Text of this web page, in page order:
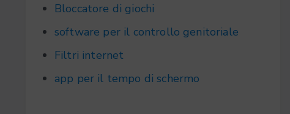
Bloccatore di giochi
software per il controllo genitoriale
Filtri internet
app per il tempo di schermo